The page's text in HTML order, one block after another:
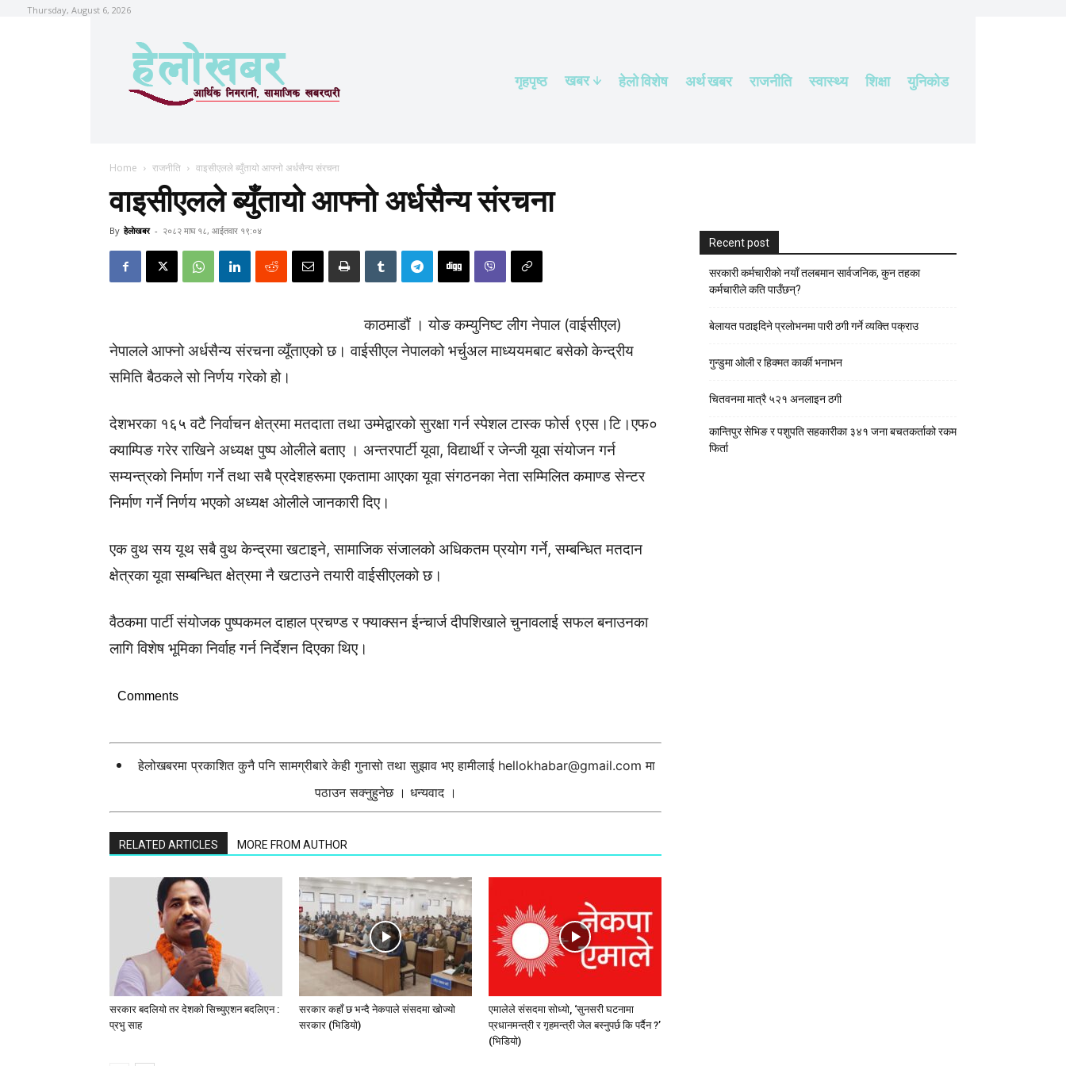
Thursday, August 6, 2026
गृहपृष्ठ खबर हेलाे विशेष अर्थ खबर राजनीति स्वास्थ्य शिक्षा युनिकोड
Home राजनीति वाइसीएलले ब्युँतायो आफ्नो अर्धसैन्य संरचना
वाइसीएलले ब्युँतायो आफ्नो अर्धसैन्य संरचना
By हेलाेखबर - २०८२ माघ १८, आईतवार १९:०४
काठमाडौं । योङ कम्युनिष्ट लीग नेपाल (वाईसीएल)
नेपालले आफ्नो अर्धसैन्य संरचना व्यूँताएको छ। वाईसीएल नेपालको भर्चुअल माध्ययमबाट बसेको केन्द्रीय
समिति बैठकले सो निर्णय गरेको हो।
देशभरका १६५ वटै निर्वाचन क्षेत्रमा मतदाता तथा उम्मेद्वारको सुरक्षा गर्न स्पेशल टास्क फोर्स ९एस।टि।एफ०
क्याम्पिङ गरेर राखिने अध्यक्ष पुष्प ‌ओलीले बताए । अन्तरपार्टी यूवा, विद्यार्थी र जेन्जी यूवा संयोजन गर्न
सम्यन्त्रको निर्माण गर्ने तथा सबै प्रदेशहरूमा एकतामा आएका यूवा संगठनका नेता सम्मिलित कमाण्ड सेन्टर
निर्माण गर्ने निर्णय भएको अध्यक्ष ‌ओलीले जानकारी दिए।
एक वुथ सय यूथ सबै वुथ केन्द्रमा खटाइने, सामाजिक संजालको अधिकतम प्रयोग गर्ने, सम्बन्धित मतदान
क्षेत्रका यूवा सम्बन्धित क्षेत्रमा नै खटाउने तयारी वाईसीएलको छ।
वैठकमा पार्टी संयोजक पुष्पकमल दाहाल प्रचण्ड र फ्याक्सन ईन्चार्ज दीपशिखाले चुनावलाई सफल बनाउनका
लागि विशेष भूमिका निर्वाह गर्न निर्देशन दिएका थिए।
Comments
हेलोखबरमा प्रकाशित कुनै पनि सामग्रीबारे केही गुनासो तथा सुझाव भए हामीलाई hellokhabar@gmail.com मा
पठाउन सक्नुहुनेछ । धन्यवाद ।
RELATED ARTICLES MORE FROM AUTHOR
सरकार बदलियो तर देशको सिच्युएशन बदलिएन :
प्रभु साह
सरकार कहाँ छ भन्दै नेकपाले संसदमा खोज्यो
सरकार (भिडियाे)
एमालेले संसदमा सोध्यो, ‘सुनसरी घटनामा
प्रधानमन्त्री र गृहमन्त्री जेल बस्नुपर्छ कि पर्दैन ?’
(भिडियाे)
Recent post
सरकारी कर्मचारीकाे नयाँ तलबमान सार्वजनिक, कुन तहका
कर्मचारीले कति पाउँछन्?
बेलायत पठाइदिने प्रलाेभनमा पारी ठगी गर्ने व्यक्ति पक्राउ
गुन्डुमा ओली र हिक्मत कार्की भनाभन
चितवनमा मात्रै ५२१ अनलाइन ठगी
कान्तिपुर सेभिङ र पशुपति सहकारीका ३४१ जना बचतकर्ताको रकम
फिर्ता